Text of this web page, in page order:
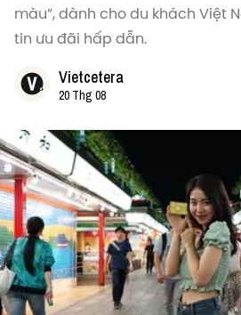
màu”, dành cho du khách Việt
tin ưu đãi hấp dẫn.
Vietcetera
20 Thg 08